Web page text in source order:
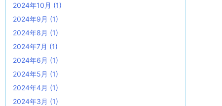
2024年10月 (1)
2024年9月 (1)
2024年8月 (1)
2024年7月 (1)
2024年6月 (1)
2024年5月 (1)
2024年4月 (1)
2024年3月 (1)